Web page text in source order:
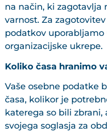
na način, ki zagotavlja
varnost. Za
podatkov
organizacijske ukrepe.
Koliko časa hranimo
Vaše osebne podatke
časa, kolikor je
katerega so bili
svojega soglasja za